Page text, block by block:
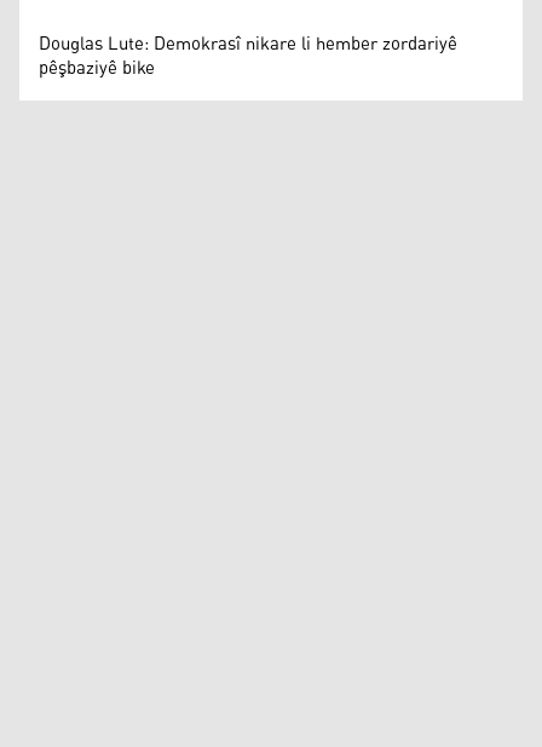
Douglas Lute: Demokrasî nikare li hember zordariyê
pêşbaziyê bike